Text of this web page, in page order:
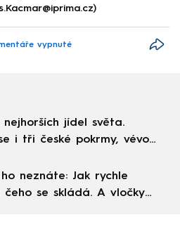
vypnuté
nejhorších jídel světa.
i tři české pokrmy, vévodí
neznáte: Jak rychle
se skládá. A vločky